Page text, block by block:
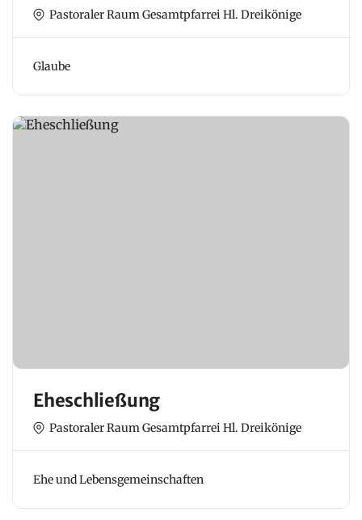
Pastoraler Raum Gesamtpfarrei Hl. Dreikönige
Glaube
Eheschließung
Pastoraler Raum Gesamtpfarrei Hl. Dreikönige
Ehe und Lebensgemeinschaften